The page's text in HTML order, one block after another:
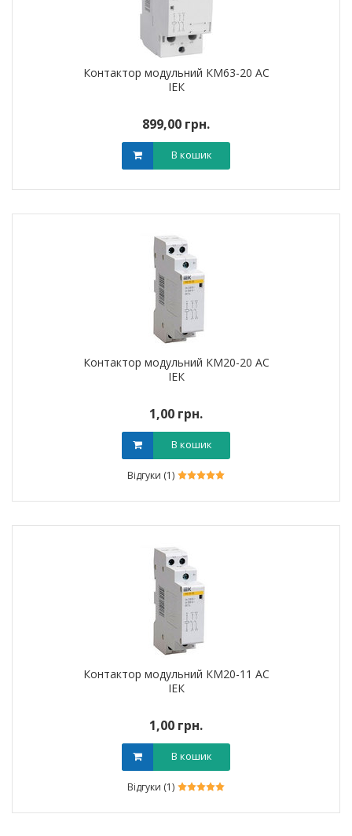
Контактор модульний КМ63-20 AC
ІЕК
899,00 грн.
В кошик
Контактор модульний КМ20-20 AC
ІЕК
1,00 грн.
В кошик
Відгуки (1)
Контактор модульний КМ20-11 AC
ІЕК
1,00 грн.
В кошик
Відгуки (1)